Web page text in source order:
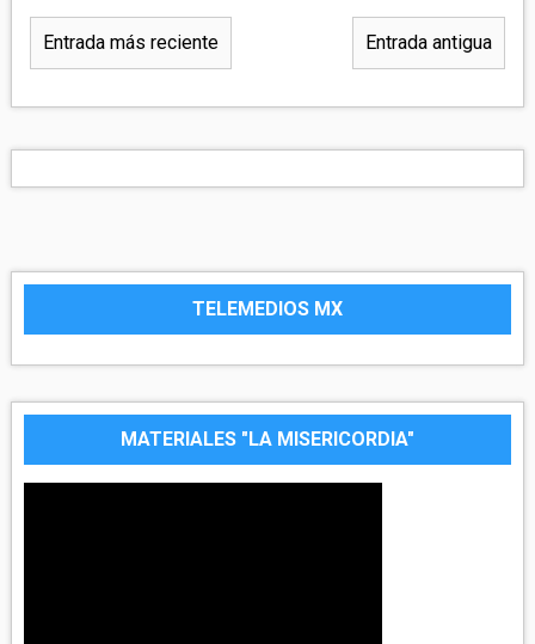
Entrada más reciente Entrada antigua
TELEMEDIOS MX
MATERIALES "LA MISERICORDIA"